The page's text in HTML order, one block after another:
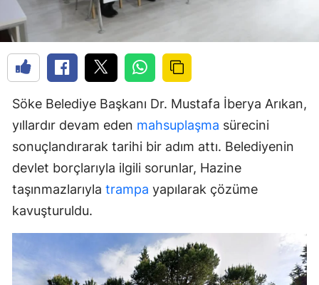
Söke Belediye Başkanı Dr. Mustafa İberya Arıkan,
yıllardır devam eden mahsuplaşma sürecini
sonuçlandırarak tarihi bir adım attı. Belediyenin
devlet borçlarıyla ilgili sorunlar, Hazine
taşınmazlarıyla trampa yapılarak çözüme
kavuşturuldu.